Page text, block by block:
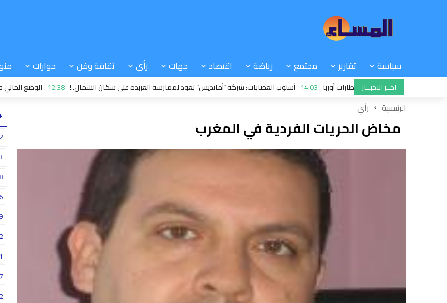
سياسة تقارير مجتمع رياضة اقتصاد جهات رأي ثقافة وفن حوارات
اخــر الاخبــار
والوجه تربك مطارات أوربا 14:03 أسلوب العصابات: شركة “أمانديس” تعود لممارسة العربدة على سكان الشمال..! 12:38 الوضع الحالي في سبتة
الرئيسية رأي
مخاض الحريات الفردية في المغرب